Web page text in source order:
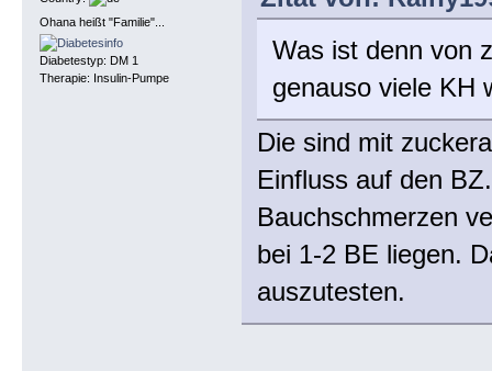
Ohana heißt "Familie"...
Diabetestyp: DM 1
Therapie: Insulin-Pumpe
Was ist denn von
genauso viele KH
Die sind mit
Einfluss auf den
Bauchschmerzen
bei 1-2 BE liegen.
auszutesten.